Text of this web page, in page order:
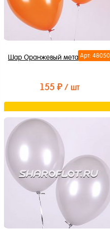
Арт: 48050
Шар Оранжевый металлик 30см
155 ₽ / шт
В корзину
Купить в 1 клик
В наличии